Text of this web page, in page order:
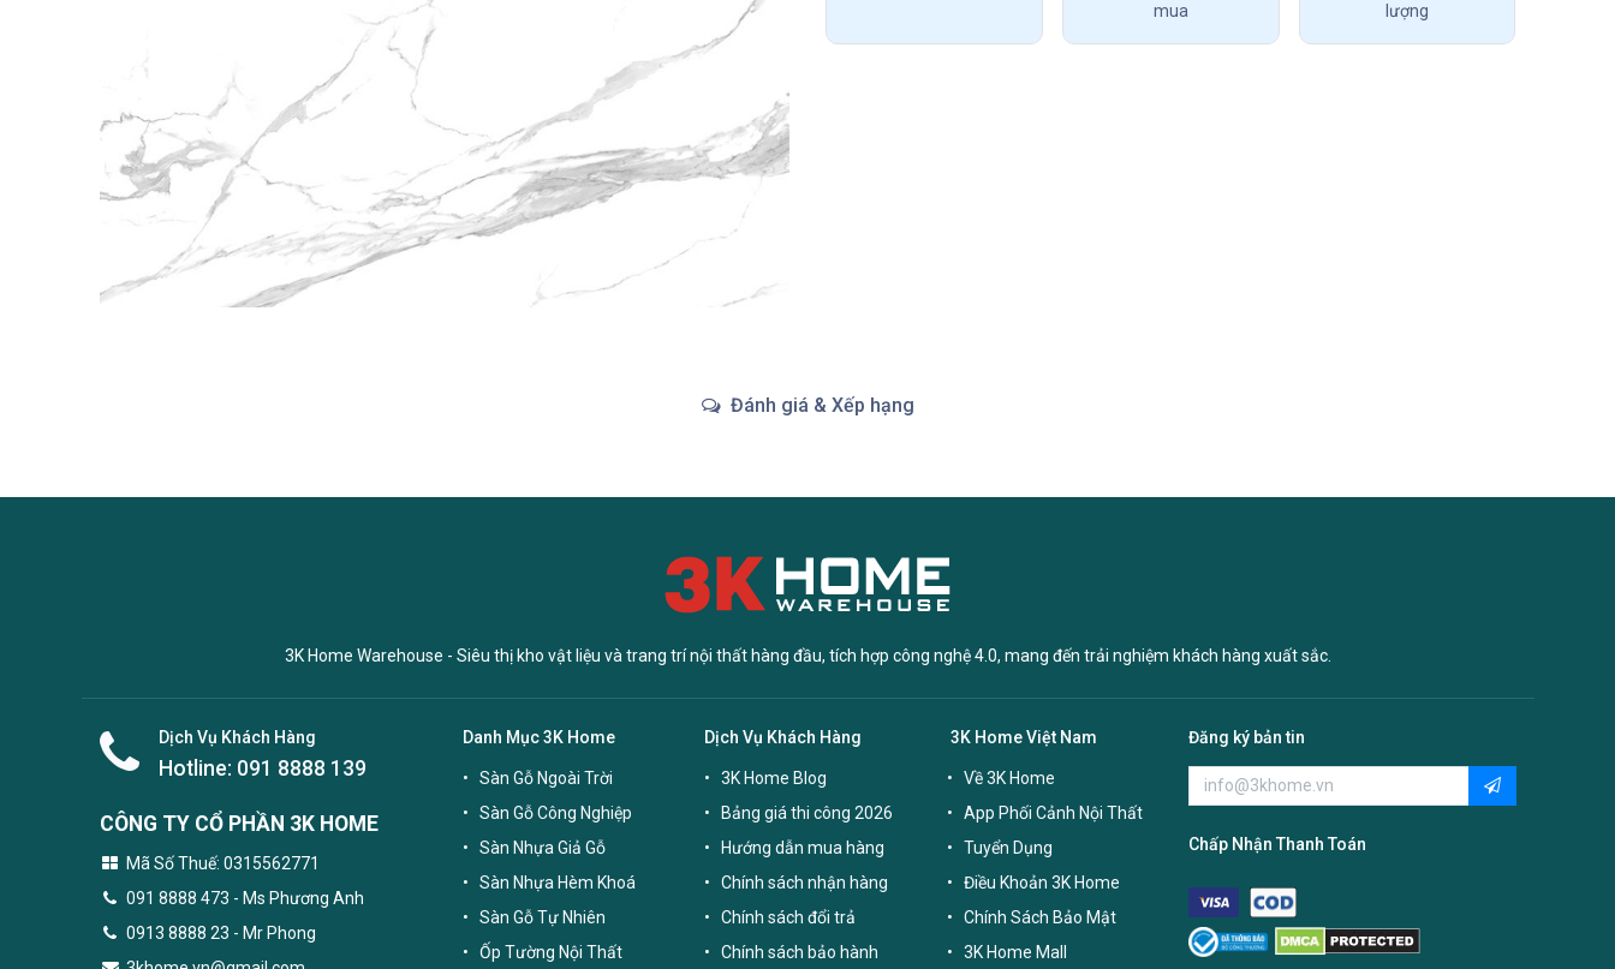
mua
lượng
Đánh giá & Xếp hạng
3K Home Warehouse - Siêu thị kho vật liệu và trang trí nội thất hàng đầu, tích hợp công nghệ 4.0, mang đến trải nghiệm khách hàng xuất sắc.
Dịch Vụ Khách Hàng
Hotline: 091 8888 139
CÔNG TY CỔ PHẦN 3K HOME
Mã Số Thuế: 0315562771
091 8888 473 - Ms Phương Anh
0913 8888 23 - Mr Phong
Danh Mục 3K Home
Sàn Gỗ Ngoài Trời
Sàn Gỗ Công Nghiệp
Sàn Nhựa Giả Gỗ
Sàn Nhựa Hèm Khoá
Sàn Gỗ Tự Nhiên
Ốp Tường Nội Thất
Dịch Vụ Khách Hàng
3K Home Blog
Bảng giá thi công 2026
Hướng dẫn mua hàng
Chính sách nhận hàng
Chính sách đổi trả
Chính sách bảo hành
3K Home Việt Nam
Về 3K Home
App Phối Cảnh Nội Thất
Tuyển Dụng
Điều Khoản 3K Home
Chính Sách Bảo Mật
3K Home Mall
Đăng ký bản tin
Chấp Nhận Thanh Toán